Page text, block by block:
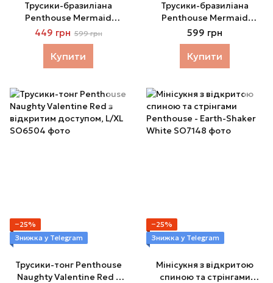
Трусики-бразиліана
Penthouse Mermaid
Fantasy L/XL Rosa
449 грн 599 грн
Купити
Трусики-бразиліана
Penthouse Mermaid
Fantasy L/XL Black
599 грн
Купити
−25%
Знижка у Telegram
Трусики-тонг Penthouse
Naughty Valentine Red з
−25%
Знижка у Telegram
Мінісукня з відкритою
спиною та стрінгами